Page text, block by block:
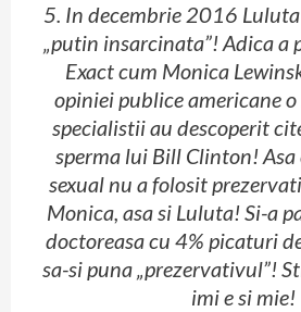
5. In decembrie 2016
„putin insarcinata”! Adica a
Exact cum Monica
opiniei publice americane
specialistii au descoperit
sperma lui Bill Clinton!
sexual nu a folosit
Monica, asa si Luluta! Si-a
doctoreasa cu 4% picaturi
sa-si puna „prezervativul”!
imi e si mie!